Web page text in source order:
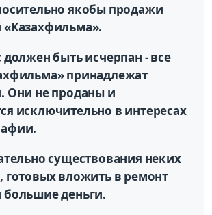
якобы продажи
должен быть исчерпан - все
принадлежат
Они не проданы и
исключительно в интересах
существования неких
готовых вложить в ремонт
большие деньги.